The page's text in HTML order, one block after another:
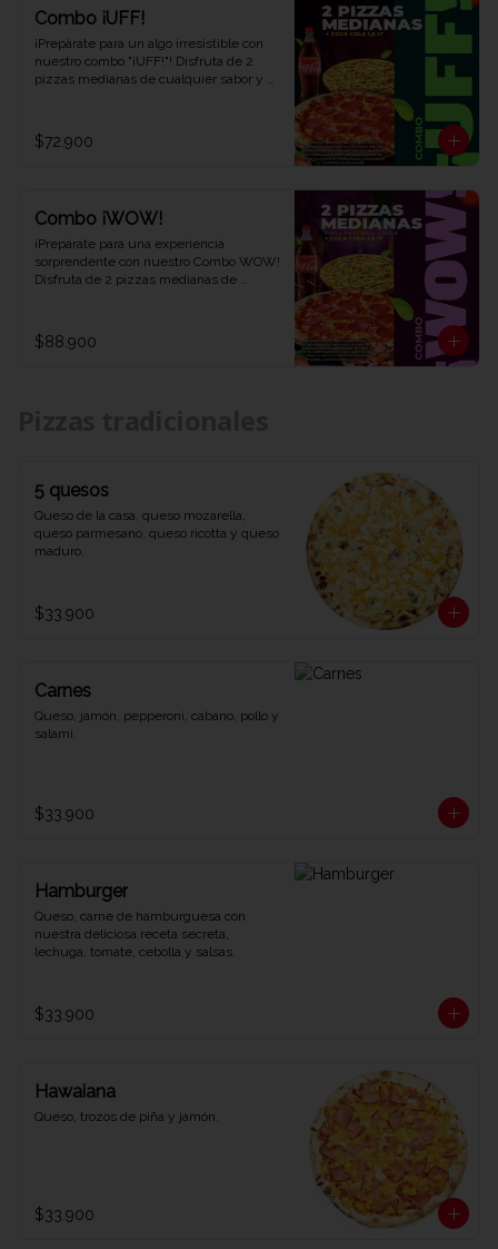
Combo ¡UFF!
¡Prepárate para un algo irresistible con
nuestro combo "¡UFF!"! Disfruta de 2
pizzas medianas de cualquier sabor y
tus antojos y deleitar tus sentidos. ¡Ven
y descubre el combo que te hará decir
$72.900
Combo ¡WOW!
¡Prepárate para una experiencia
sorprendente con nuestro Combo WOW!
Disfruta de 2 pizzas medianas de
combinación explosiva de sabores y
diversión que te dejará diciendo WOW
$88.900
5 quesos
Queso de la casa, queso mozarella,
queso parmesano, queso ricotta y queso
maduro.
$33.900
Carnes
Queso, jamón, pepperoni, cabano, pollo y
salami.
$33.900
Hamburger
Queso, carne de hamburguesa con
nuestra deliciosa receta secreta,
lechuga, tomate, cebolla y salsas.
$33.900
Hawaiana
Queso, trozos de piña y jamón.
$33.900